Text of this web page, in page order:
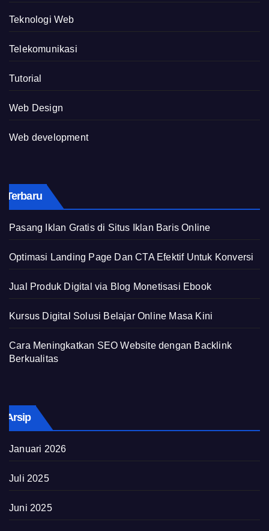
Teknologi Web
Telekomunikasi
Tutorial
Web Design
Web development
Terbaru
Pasang Iklan Gratis di Situs Iklan Baris Online
Optimasi Landing Page Dan CTA Efektif Untuk Konversi
Jual Produk Digital via Blog Monetisasi Ebook
Kursus Digital Solusi Belajar Online Masa Kini
Cara Meningkatkan SEO Website dengan Backlink
Berkualitas
Arsip
Januari 2026
Juli 2025
Juni 2025